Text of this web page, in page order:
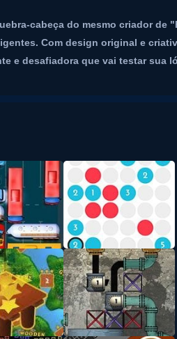
cabeça do mesmo criador de
Com design original e
e desafiadora que vai testar sua